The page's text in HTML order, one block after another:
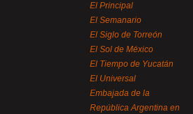
El Principal
El Semanario
El Siglo de Torreón
El Sol de México
El Tiempo de Yucatán
El Universal
Embajada de la
República Argentina en